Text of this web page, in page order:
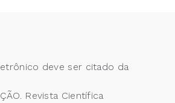
deve ser citado da
Revista Científica